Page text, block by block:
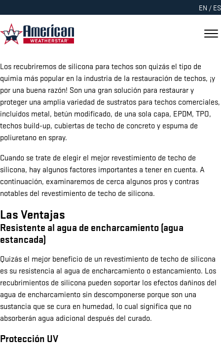
EN / ES
Los recubriremos de silicona para techos son quizás el tipo de
quimia más popular en la industria de la restauración de techos, ¡y
por una buena razón! Son una gran solución para restaurar y
proteger una amplia variedad de sustratos para techos comerciales,
incluidos metal, betún modificado, de una sola capa, EPDM, TPO,
techos build-up, cubiertas de techo de concreto y espuma de
poliuretano en spray.
Cuando se trate de elegir el mejor revestimiento de techo de
silicona, hay algunos factores importantes a tener en cuenta. A
continuación, examinaremos de cerca algunos pros y contras
notables del revestimiento de techo de silicona.
Las Ventajas
Resistente al agua de encharcamiento (agua
estancada)
Quizás el mejor beneficio de un revestimiento de techo de silicona
es su resistencia al agua de encharcamiento o estancamiento. Los
recubrimientos de silicona pueden soportar los efectos dañinos del
agua de encharcamiento sin descomponerse porque son una
sustancia que se cura en humedad, lo cual significa que no
absorberán agua adicional después del curado.
Protección UV